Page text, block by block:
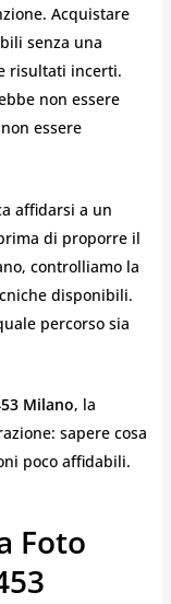
Acquistare
senza una
risultati incerti.
non essere
essere
affidarsi a un
di proporre il
controlliamo la
disponibili.
percorso sia
Milano, la
sapere cosa
poco affidabili.
Foto